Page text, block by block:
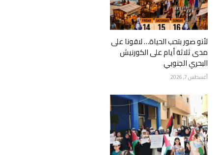
لأنو صور بتحب الحياة… لاقونا على
مدى ثلاثة أيام على الكورنيش
البحري الجنوبي
أغسطس 7, 2026